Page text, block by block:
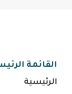
القائمة
الرئيسية